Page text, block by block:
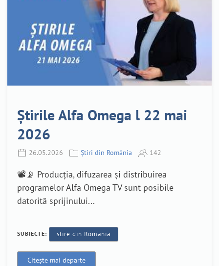
Știrile Alfa Omega l 22 mai
2026
26.05.2026 Știri din România 142
📽️📡 Producția, difuzarea și distribuirea
programelor Alfa Omega TV sunt posibile
datorită sprijinului...
SUBIECTE: stire din Romania
Citește mai departe